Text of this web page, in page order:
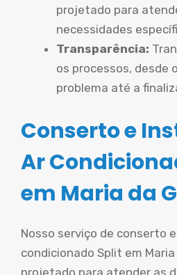
projetado para
necessidades
Transparência:
os processos, desde
problema até a
Conserto e
Ar
em Maria da
Nosso serviço de conserto
condicionado Split em Maria
projetado para atender as